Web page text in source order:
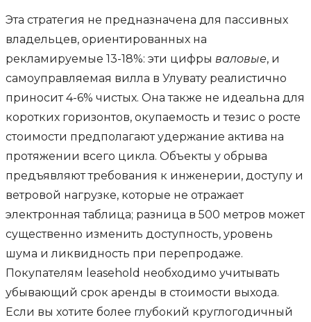
Эта стратегия не предназначена для пассивных
владельцев, ориентированных на
рекламируемые 13-18%: эти цифры валовые, и
самоуправляемая вилла в Улувату реалистично
приносит 4-6% чистых. Она также не идеальна для
коротких горизонтов, окупаемость и тезис о росте
стоимости предполагают удержание актива на
протяжении всего цикла. Объекты у обрыва
предъявляют требования к инженерии, доступу и
ветровой нагрузке, которые не отражает
электронная таблица; разница в 500 метров может
существенно изменить доступность, уровень
шума и ликвидность при перепродаже.
Покупателям leasehold необходимо учитывать
убывающий срок аренды в стоимости выхода.
Если вы хотите более глубокий круглогодичный